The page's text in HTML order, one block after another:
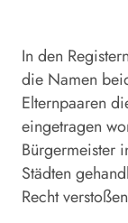
In den
die Namen
Elternpaaren
eingetragen
Bürgermeister
Städten
Recht